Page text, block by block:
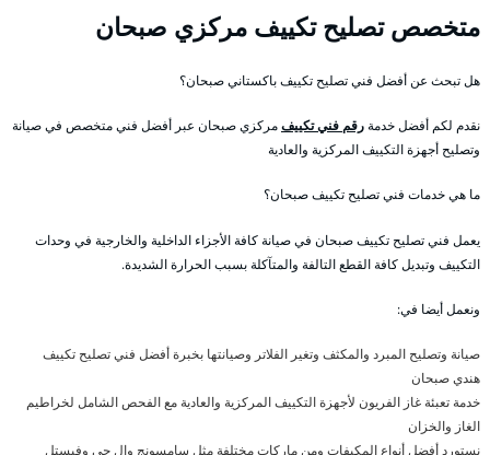
متخصص تصليح تكييف مركزي صبحان
هل تبحث عن أفضل فني تصليح تكييف باكستاني صبحان؟
نقدم لكم أفضل خدمةرقم فني تكييفمركزي صبحان عبر أفضل فني متخصص في صيانة
وتصليح أجهزة التكييف المركزية والعادية
ما هي خدمات فني تصليح تكييف صبحان؟
يعمل فني تصليح تكييف صبحان في صيانة كافة الأجزاء الداخلية والخارجية في وحدات
التكييف وتبديل كافة القطع التالفة والمتآكلة بسبب الحرارة الشديدة.
ونعمل أيضا في:
صيانة وتصليح المبرد والمكثف وتغير الفلاتر وصيانتها بخبرة أفضل فني تصليح تكييف
هندي صبحان
خدمة تعبئة غاز الفريون لأجهزة التكييف المركزية والعادية مع الفحص الشامل لخراطيم
الغاز والخزان
نستورد أفضل أنواع المكيفات ومن ماركات مختلفة مثل سامسونج وال جي وفيستل